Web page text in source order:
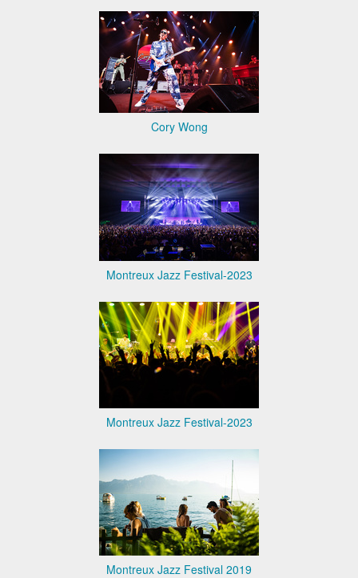
Cory Wong
Montreux Jazz Festival-2023
Montreux Jazz Festival-2023
Montreux Jazz Festival 2019